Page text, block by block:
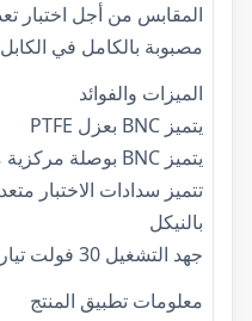
المقابس من أجل اختبار
مصبوبة بالكامل في الكابل
الميزات والفوائد
يتميز BNC بعزل PTFE
يتميز BNC بوصلة مركزية مطلية بالذهب
تتميز سدادات الاختبار
بالنيكل
جهد التشغيل 30 فولت تيار متردد / 60 فولت تيار مستمر
معلومات تطبيق المنتج